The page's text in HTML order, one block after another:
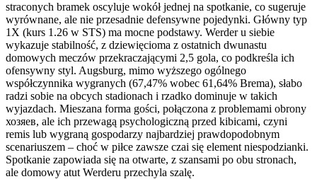
straconych bramek oscyluje wokół jednej na spotkanie, co sugeruje
wyrównane, ale nie przesadnie defensywne pojedynki. Główny typ
1X (kurs 1.26 w STS) ma mocne podstawy. Werder u siebie
wykazuje stabilność, z dziewięcioma z ostatnich dwunastu
domowych meczów przekraczającymi 2,5 gola, co podkreśla ich
ofensywny styl. Augsburg, mimo wyższego ogólnego
współczynnika wygranych (67,47% wobec 61,64% Brema), słabo
radzi sobie na obcych stadionach i rzadko dominuje w takich
wyjazdach. Mieszana forma gości, połączona z problemami obrony
хозяев, ale ich przewagą psychologiczną przed kibicami, czyni
remis lub wygraną gospodarzy najbardziej prawdopodobnym
scenariuszem – choć w piłce zawsze czai się element niespodzianki.
Spotkanie zapowiada się na otwarte, z szansami po obu stronach,
ale domowy atut Werderu przechyla szalę.